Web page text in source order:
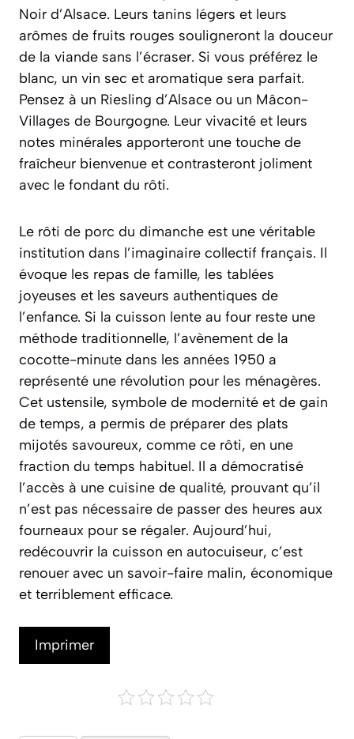
Noir d’Alsace. Leurs tanins légers et leurs
arômes de fruits rouges souligneront la douceur
de la viande sans l’écraser. Si vous préférez le
blanc, un vin sec et aromatique sera parfait.
Pensez à un Riesling d’Alsace ou un Mâcon-
Villages de Bourgogne. Leur vivacité et leurs
notes minérales apporteront une touche de
fraîcheur bienvenue et contrasteront joliment
avec le fondant du rôti.
Le rôti de porc du dimanche est une véritable
institution dans l’imaginaire collectif français. Il
évoque les repas de famille, les tablées
joyeuses et les saveurs authentiques de
l’enfance. Si la cuisson lente au four reste une
méthode traditionnelle, l’avènement de la
cocotte-minute dans les années 1950 a
représenté une révolution pour les ménagères.
Cet ustensile, symbole de modernité et de gain
de temps, a permis de préparer des plats
mijotés savoureux, comme ce rôti, en une
fraction du temps habituel. Il a démocratisé
l’accès à une cuisine de qualité, prouvant qu’il
n’est pas nécessaire de passer des heures aux
fourneaux pour se régaler. Aujourd’hui,
redécouvrir la cuisson en autocuiseur, c’est
renouer avec un savoir-faire malin, économique
et terriblement efficace.
Imprimer